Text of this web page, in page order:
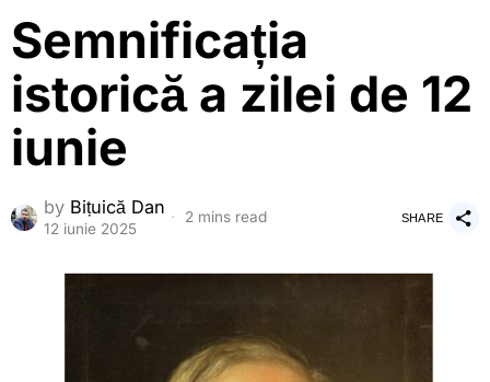
Semnificația
istorică a zilei de 12
iunie
by Bițuică Dan
12 iunie 2025
2 mins read SHARE